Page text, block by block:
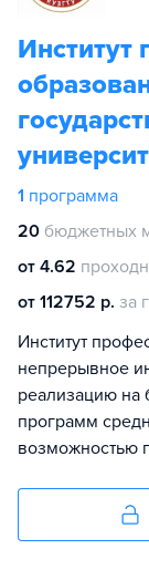
Институт
1 программа
20 бюджетных
от 4.62
от 112752 р. за
Институт
непрерывное
реализацию на
программ
возможностью